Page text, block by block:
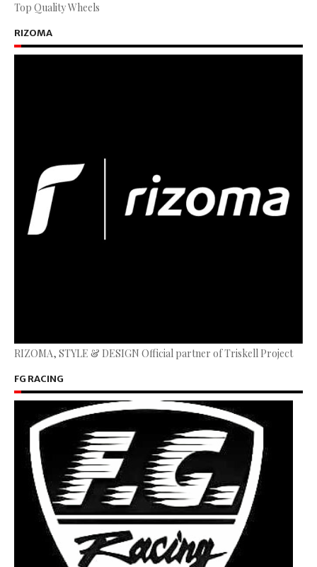
Top Quality Wheels
RIZOMA
RIZOMA, STYLE & DESIGN Official partner of Triskell Project
FG RACING